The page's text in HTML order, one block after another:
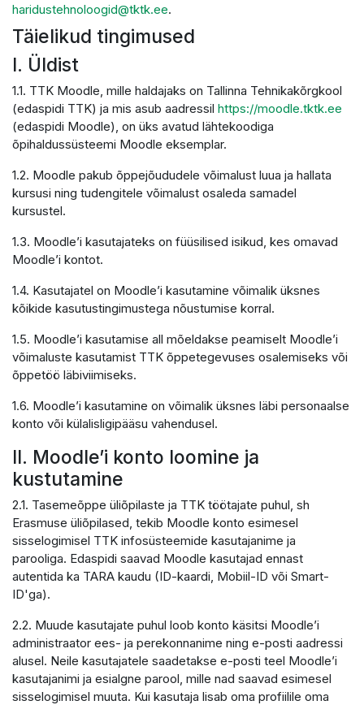
haridustehnoloogid@tktk.ee.
Täielikud tingimused
I. Üldist
1.1. TTK Moodle, mille haldajaks on Tallinna Tehnikakõrgkool
(edaspidi TTK) ja mis asub aadressil https://moodle.tktk.ee
(edaspidi Moodle), on üks avatud lähtekoodiga
õpihaldussüsteemi Moodle eksemplar.
1.2. Moodle pakub õppejõududele võimalust luua ja hallata
kursusi ning tudengitele võimalust osaleda samadel
kursustel.
1.3. Moodle’i kasutajateks on füüsilised isikud, kes omavad
Moodle’i kontot.
1.4. Kasutajatel on Moodle’i kasutamine võimalik üksnes
kõikide kasutustingimustega nõustumise korral.
1.5. Moodle’i kasutamise all mõeldakse peamiselt Moodle’i
võimaluste kasutamist TTK õppetegevuses osalemiseks või
õppetöö läbiviimiseks.
1.6. Moodle’i kasutamine on võimalik üksnes läbi personaalse
konto või külalisligipääsu vahendusel.
II. Moodle’i konto loomine ja
kustutamine
2.1. Tasemeõppe üliõpilaste ja TTK töötajate puhul, sh
Erasmuse üliõpilased, tekib Moodle konto esimesel
sisselogimisel TTK infosüsteemide kasutajanime ja
parooliga. Edaspidi saavad Moodle kasutajad ennast
autentida ka TARA kaudu (ID-kaardi, Mobiil-ID või Smart-
ID'ga).
2.2. Muude kasutajate puhul loob konto käsitsi Moodle’i
administraator ees- ja perekonnanime ning e-posti aadressi
alusel. Neile kasutajatele saadetakse e-posti teel Moodle’i
kasutajanimi ja esialgne parool, mille nad saavad esimesel
sisselogimisel muuta. Kui kasutaja lisab oma profiilile oma